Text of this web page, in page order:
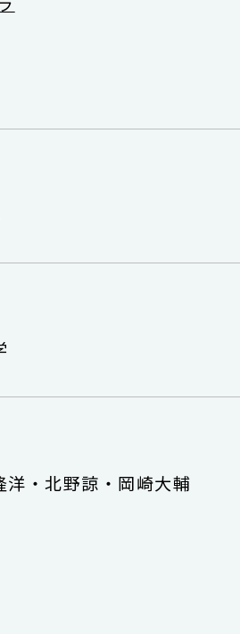
洋・北野諒・岡崎大輔